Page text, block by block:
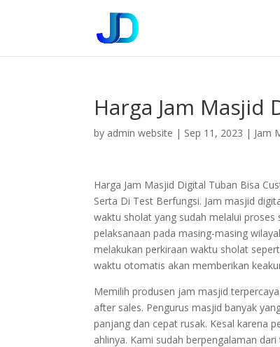
Harga Jam Masjid
by admin website | Sep 11, 2023 | Jam
Harga Jam Masjid Digital Tuban Bisa
Serta Di Test Berfungsi. Jam masjid
waktu sholat yang sudah melalui
pelaksanaan pada masing-masing
melakukan perkiraan waktu sholat
waktu otomatis akan memberikan
Memilih produsen jam masjid
after sales. Pengurus masjid banyak
panjang dan cepat rusak. Kesal karena
ahlinya. Kami sudah berpengalaman